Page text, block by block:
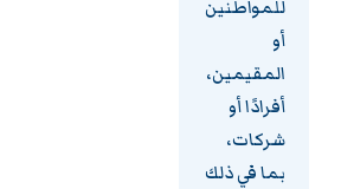
للمواطنين
أو
المقيمين،
أفرادًا أو
شركات،
بما في ذلك